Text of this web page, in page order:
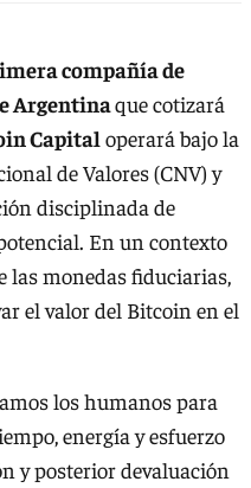
compañía de
Argentinaque cotizará
Capital operará bajo la
de Valores (CNV) y
disciplinada de
En un contexto
las monedas fiduciarias,
el valor del Bitcoin en el
los humanos para
energía y esfuerzo
y posterior devaluación